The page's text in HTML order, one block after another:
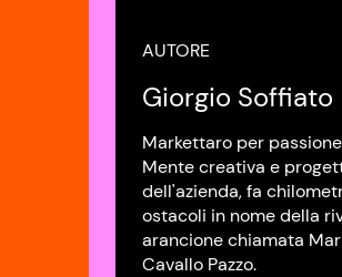
AUTORE
Giorgio Soffiato
Markettaro per
Mente creativa e
dell'azienda, fa
ostacoli in nome della
arancione chiamata
Cavallo Pazzo.